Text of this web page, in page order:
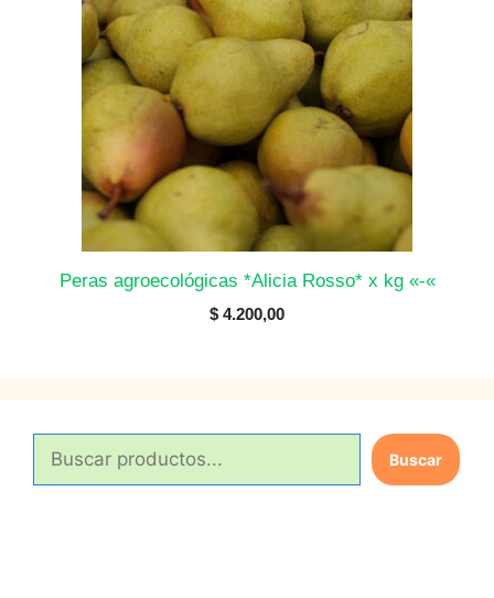
Peras agroecológicas *Alicia Rosso* x kg «-«
$ 4.200,00
Buscar